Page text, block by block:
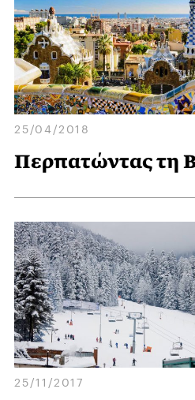
25/04/2018
Περπατώντας τη
25/11/2017